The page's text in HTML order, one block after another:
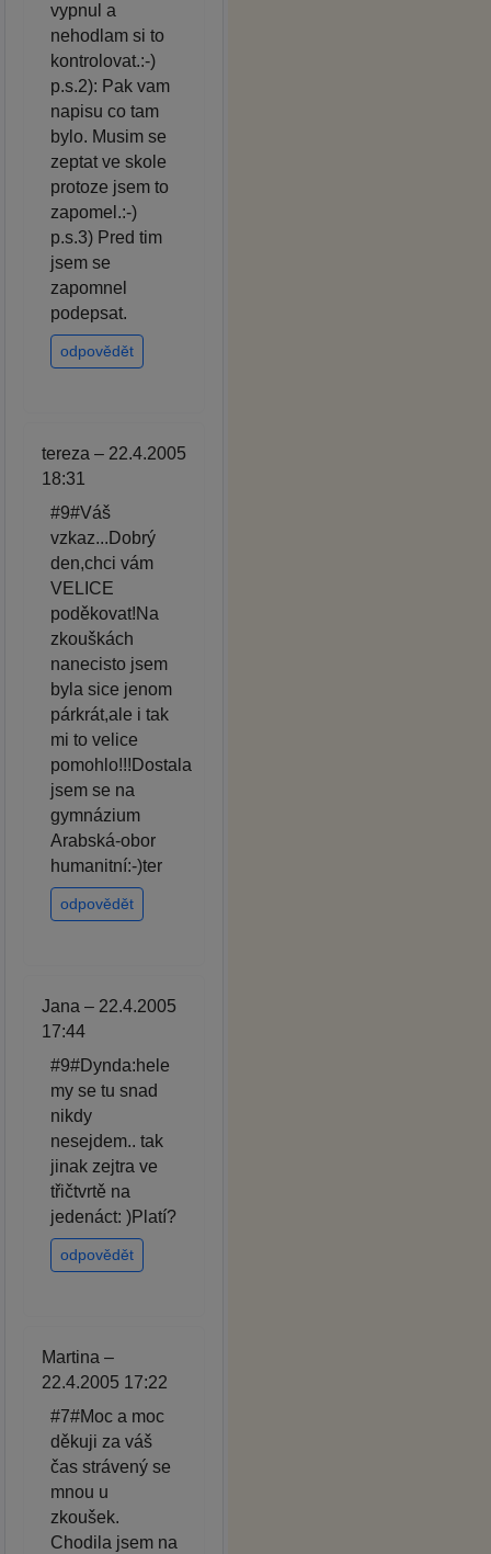
vypnul a
nehodlam si to
kontrolovat.:-)
p.s.2): Pak vam
napisu co tam
bylo. Musim se
zeptat ve skole
protoze jsem to
zapomel.:-)
p.s.3) Pred tim
jsem se
zapomnel
podepsat.
odpovědět
tereza – 22.4.2005
18:31
#9#Váš
vzkaz...Dobrý
den,chci vám
VELICE
poděkovat!Na
zkouškách
nanecisto jsem
byla sice jenom
párkrát,ale i tak
mi to velice
pomohlo!!!Dostala
jsem se na
gymnázium
Arabská-obor
humanitní:-)ter
odpovědět
Jana – 22.4.2005
17:44
#9#Dynda:hele
my se tu snad
nikdy
nesejdem.. tak
jinak zejtra ve
třičtvrtě na
jedenáct: )Platí?
odpovědět
Martina –
22.4.2005 17:22
#7#Moc a moc
děkuji za váš
čas strávený se
mnou u
zkoušek.
Chodila jsem na